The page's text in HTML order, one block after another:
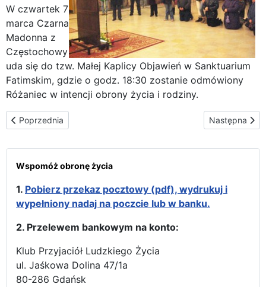
W czwartek 7
marca Czarna
Madonna z
Częstochowy
uda się do tzw. Małej Kaplicy Objawień w Sanktuarium
Fatimskim, gdzie o godz. 18:30 zostanie odmówiony
Różaniec w intencji obrony życia i rodziny.
Poprzednia strona: Różaniec w intencji obrony życia w Małej
Poprzednia Następna
Następna
Wspomóż obronę życia
1. Pobierz przekaz pocztowy (pdf), wydrukuj i
wypełniony nadaj na poczcie lub w banku.
2. Przelewem bankowym na konto:
Klub Przyjaciół Ludzkiego Życia
ul. Jaśkowa Dolina 47/1a
80-286 Gdańsk